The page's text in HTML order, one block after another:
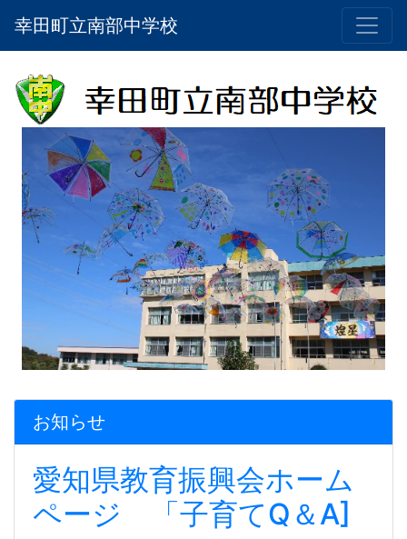
幸田町立南部中学校
お知らせ
愛知県教育振興会ホーム
ページ 「子育てQ＆A]